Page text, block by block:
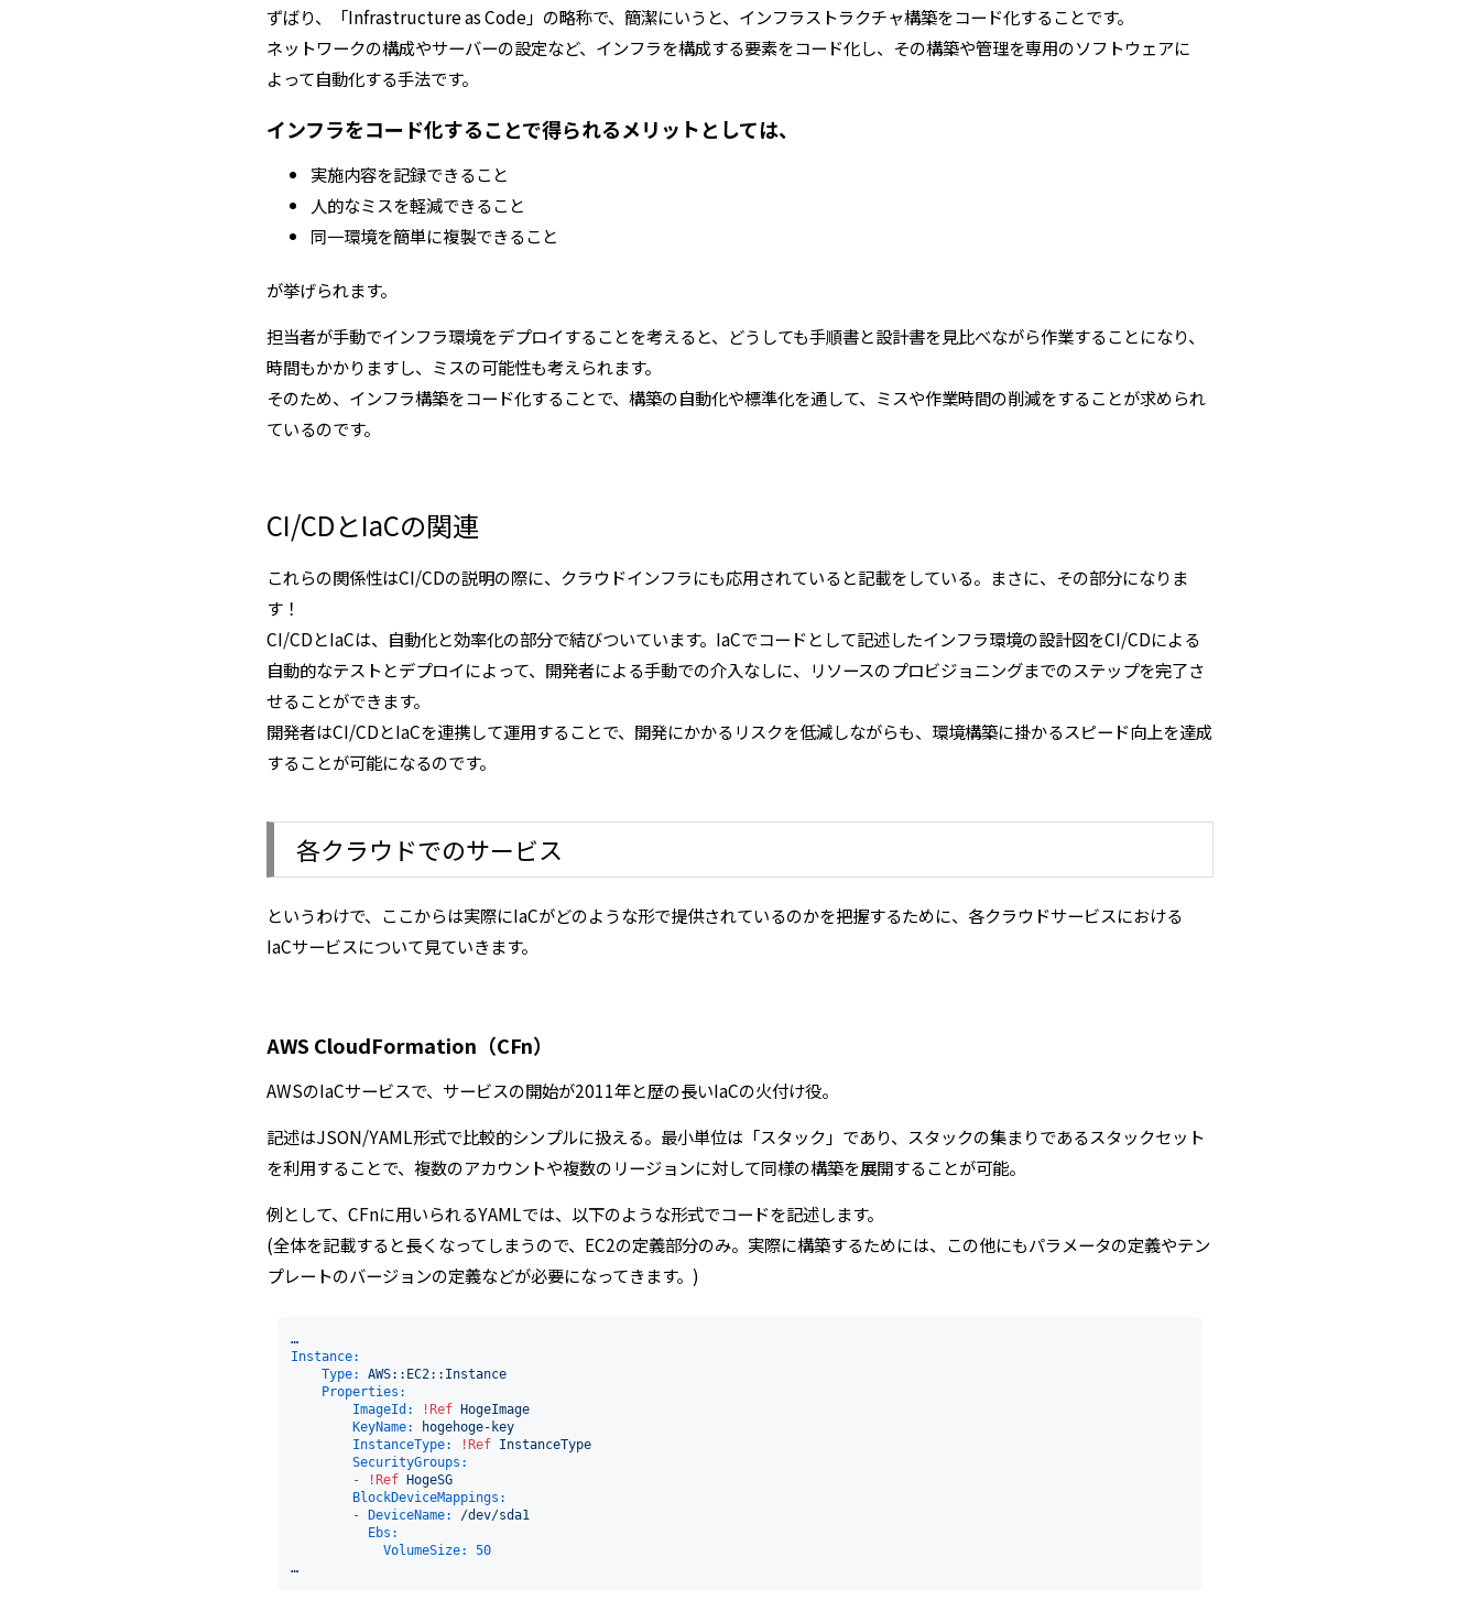
ずばり、「Infrastructure as Code」の略称で、簡潔にいうと、インフラストラクチャ構築をコード化することです。
ネットワークの構成やサーバーの設定など、インフラを構成する要素をコード化し、その構築や管理を専用のソフトウェアに
よって自動化する手法です。
インフラをコード化することで得られるメリットとしては、
実施内容を記録できること
人的なミスを軽減できること
同一環境を簡単に複製できること
が挙げられます。
担当者が手動でインフラ環境をデプロイすることを考えると、どうしても手順書と設計書を見比べながら作業することになり、
時間もかかりますし、ミスの可能性も考えられます。
そのため、インフラ構築をコード化することで、構築の自動化や標準化を通して、ミスや作業時間の削減をすることが求められ
ているのです。
CI/CDとIaCの関連
これらの関係性はCI/CDの説明の際に、クラウドインフラにも応用されていると記載をしている。まさに、その部分になりま
す！
CI/CDとIaCは、自動化と効率化の部分で結びついています。IaCでコードとして記述したインフラ環境の設計図をCI/CDによる
自動的なテストとデプロイによって、開発者による手動での介入なしに、リソースのプロビジョニングまでのステップを完了さ
せることができます。
開発者はCI/CDとIaCを連携して運用することで、開発にかかるリスクを低減しながらも、環境構築に掛かるスピード向上を達成
することが可能になるのです。
各クラウドでのサービス
というわけで、ここからは実際にIaCがどのような形で提供されているのかを把握するために、各クラウドサービスにおける
IaCサービスについて見ていきます。
AWS CloudFormation（CFn）
AWSのIaCサービスで、サービスの開始が2011年と歴の長いIaCの火付け役。
記述はJSON/YAML形式で比較的シンプルに扱える。最小単位は「スタック」であり、スタックの集まりであるスタックセット
を利用することで、複数のアカウントや複数のリージョンに対して同様の構築を展開することが可能。
例として、CFnに用いられるYAMLでは、以下のような形式でコードを記述します。
(全体を記載すると長くなってしまうので、EC2の定義部分のみ。実際に構築するためには、この他にもパラメータの定義やテン
プレートのバージョンの定義などが必要になってきます。)
…
Instance:
Type:
AWS::EC2::Instance
Properties:
ImageId:
!Ref
HogeImage
KeyName:
hogehoge-key
InstanceType:
!Ref InstanceType
SecurityGroups:
-
!Ref
HogeSG
BlockDeviceMappings:
-
DeviceName:
/dev/sda1
Ebs:
VolumeSize:
50
…